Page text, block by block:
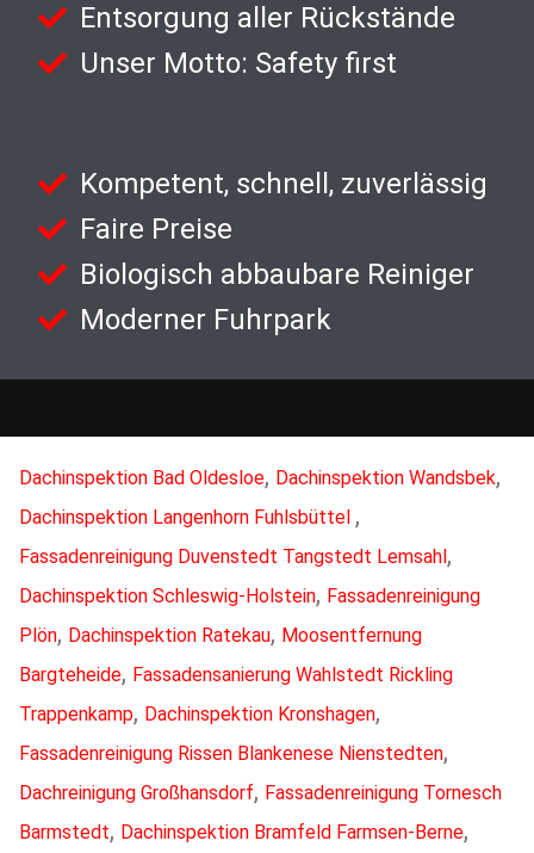
Entsorgung aller Rückstände
Unser Motto: Safety first
Kompetent, schnell, zuverlässig
Faire Preise
Biologisch abbaubare Reiniger
Moderner Fuhrpark
Dachinspektion Bad Oldesloe, Dachinspektion Wandsbek,
Dachinspektion Langenhorn Fuhlsbüttel ,
Fassadenreinigung Duvenstedt Tangstedt Lemsahl,
Dachinspektion Schleswig-Holstein, Fassadenreinigung
Plön, Dachinspektion Ratekau, Moosentfernung
Bargteheide, Fassadensanierung Wahlstedt Rickling
Trappenkamp, Dachinspektion Kronshagen,
Fassadenreinigung Rissen Blankenese Nienstedten,
Dachreinigung Großhansdorf, Fassadenreinigung Tornesch
Barmstedt, Dachinspektion Bramfeld Farmsen-Berne,